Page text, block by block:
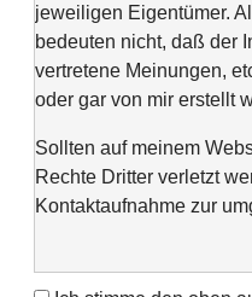
jeweiligen Eigentümer.
bedeuten nicht, daß der
vertretene Meinungen,
oder gar von mir erstellt
Sollten auf meinem
Rechte Dritter verletzt
Kontaktaufnahme zur